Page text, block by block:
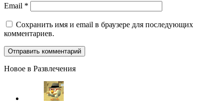
Email *
Сохранить имя и email в браузере для последующих
комментариев.
Новое в Развлечения